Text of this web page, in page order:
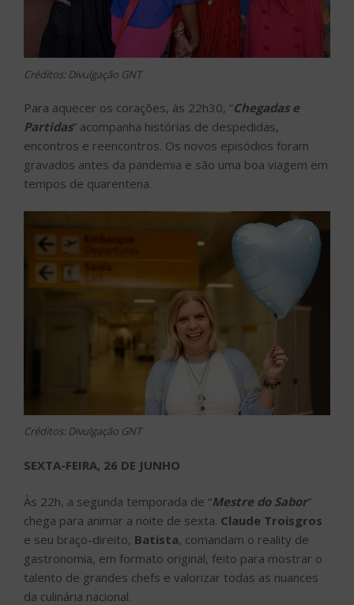
Créditos: Divulgação GNT
Para aquecer os corações, às 22h30, “Chegadas e
Partidas” acompanha histórias de despedidas,
encontros e reencontros. Os novos episódios foram
gravados antes da pandemia e são uma boa viagem em
tempos de quarentena.
Créditos: Divulgação GNT
SEXTA-FEIRA, 26 DE JUNHO
Às 22h, a segunda temporada de “Mestre do Sabor”
chega para animar a noite de sexta. Claude Troisgros
e seu braço-direito, Batista, comandam o reality de
gastronomia, em formato original, feito para mostrar o
talento de grandes chefs e valorizar todas as nuances
da culinária nacional.